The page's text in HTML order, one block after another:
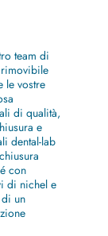
team di
le vostre
di qualità,
e
dental-lab
con
di nichel e
un